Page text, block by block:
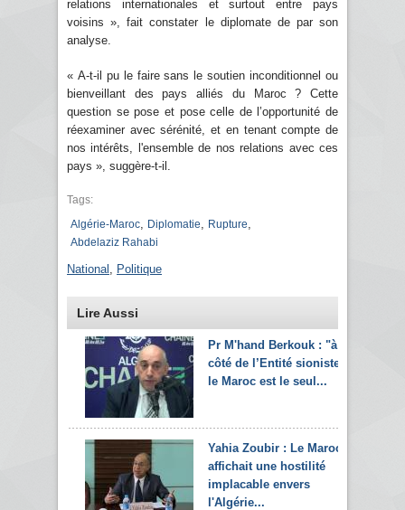
relations internationales et surtout entre pays
voisins », fait constater le diplomate de par son
analyse.
« A-t-il pu le faire sans le soutien inconditionnel ou
bienveillant des pays alliés du Maroc ? Cette
question se pose et pose celle de l’opportunité de
réexaminer avec sérénité, et en tenant compte de
nos intérêts, l'ensemble de nos relations avec ces
pays », suggère-t-il.
Tags:
Algérie-Maroc
Diplomatie Rupture
Abdelaziz Rahabi
National Politique
Lire Aussi
Pr M'hand Berkouk : "à
côté de l’Entité sioniste,
le Maroc est le seul...
Yahia Zoubir : Le Maroc
affichait une hostilité
implacable envers
l'Algérie...